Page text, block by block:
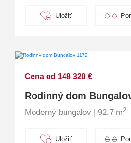
Uložiť
Cena od 148 320 €
Rodinný dom
Moderný bungalov | 92.7 m2
Uložiť